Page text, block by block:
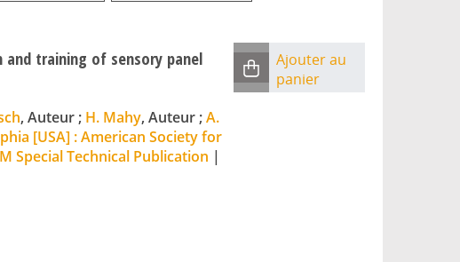
training of sensory panel
, Auteur ; H. Mahy, Auteur ;A.
[USA] : American Society for
Special Technical Publication |
Ajouter au
panier